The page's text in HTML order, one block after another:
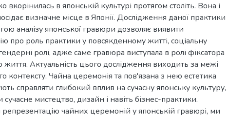
вкорінилась в японській культурі протягом століть. Вона і
визначне місце в Японії. Дослідження даної практики
аналізу японської гравюри дозволяє виявити
про роль практики у повсякденному житті, соціальну
ролі, адже саме гравюра виступала в ролі фіксатора
життя. Актуальність цього дослідження виходить за межі
контексту. Чайна церемонія та пов'язана з нею естетика
справляти глибокий вплив на сучасну японську культуру,
мистецтво, дизайн і навіть бізнес-практики.
чайних церемоній у японській гравюрі, ми